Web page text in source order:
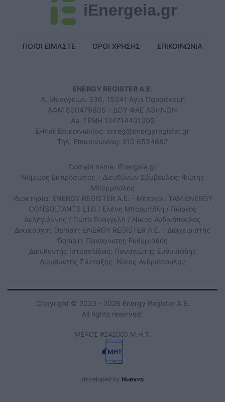
iEnergeia.gr
ΠΟΙΟΙ ΕΙΜΑΣΤΕ ΟΡΟΙ ΧΡΗΣΗΣ ΕΠΙΚΟΙΝΩΝΙΑ
ENERGY REGISTER Α.Ε.
Λ. Μεσογείων 336, 15341 Αγία Παρασκευή
ΑΦΜ 800479805 - ΔΟΥ ΦΑΕ ΑΘΗΝΩΝ
Αρ. ΓΕΜΗ 124714401000
E-mail Επικοινωνίας: enreg@energyregister.gr
Τηλ. Επικοινωνίας: 210 6534882
Domain name: iEnergeia.gr
Νόμιμος Εκπρόσωπος - Διευθύνων Σύμβουλος: Φώτης
Μπορμπόλης
Ιδιοκτησία: ENERGY REGISTER Α.Ε. - Μέτοχοι: TAM ENERGY
CONSULTANTS LTD / Ελένη Μπορμπόλη / Γιώργος
Δεληγιάννης / Γιώτα Ευαγγελή / Νίκος Ανδριόπουλος
Δικαιούχος Domain: ENERGY REGISTER Α.Ε. - Διαχειριστής
Domain: Παναγιώτης Ευθυμιάδης
Διευθυντής Ιστοσελίδας: Παναγιώτης Ευθυμιάδης
Διευθυντής Σύνταξης: Νίκος Ανδριόπουλος
Copyright © 2023 - 2026 Energy Register Α.Ε.
All rights reserved.
ΜΕΛΟΣ #242065 Μ.Η.Τ.
developed by Nuevvo